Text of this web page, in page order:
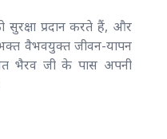
सुरक्षा प्रदान करते हैं, और
वैभवयुक्त जीवन-यापन
भैरव जी के पास अपनी